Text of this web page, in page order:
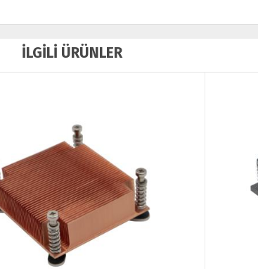
İLGİLİ ÜRÜNLER